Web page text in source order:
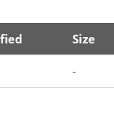
Size
-